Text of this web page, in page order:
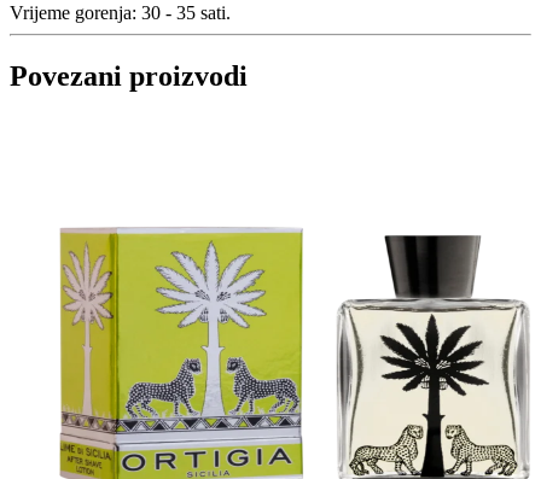
Vrijeme gorenja: 30 - 35 sati.
Povezani proizvodi